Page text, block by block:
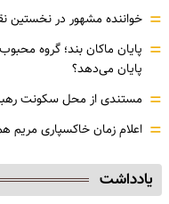
= خواننده مشهور در
= پایان ماکان بند؛ گروه
پایان می‌دهد؟
= مستندی از محل سکونت
= اعلام زمان خاکسپاری مریم
یادداشت